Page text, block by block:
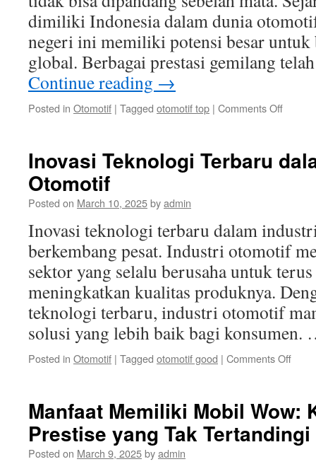
dimiliki Indonesia dalam dunia
negeri ini memiliki potensi besar
global. Berbagai prestasi gemilang
Continue reading →
Posted in Otomotif | Tagged otomotif top | Comments Offon
dan
Inovasi Teknologi Terbaru
Otomotif
Posted on March 10, 2025byadmin
Inovasi teknologi terbaru dalam
berkembang pesat. Industri otomotif
sektor yang selalu berusaha untuk
meningkatkan kualitas produknya.
teknologi terbaru, industri otomotif
solusi yang lebih baik bagi
Posted in Otomotif | Tagged otomotif good | Comments Offon
Manfaat Memiliki Mobil Wow:
Prestise yang Tak Tertandingi
Posted on March 9, 2025byadmin